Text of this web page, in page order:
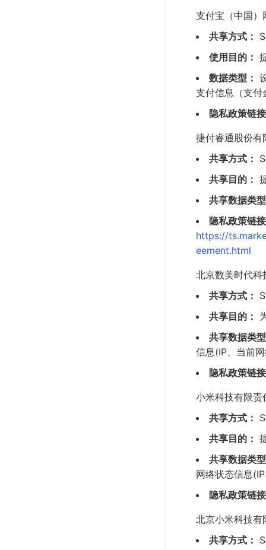
支付宝（中国）
共享方式：
使用目的：
数据类型：
支付信息（支付
隐私政策链
捷付睿通股份有
共享方式：
共享目的：
共享数据类
隐私政策链
https://
eement.html
北京数美时代科
共享方式：
共享目的：
共享数据类
信息(IP、当前
隐私政策链
小米科技有限责
共享方式：
共享目的：
共享数据类
网络状态信息
隐私政策链
北京小米科技有
共享方式：